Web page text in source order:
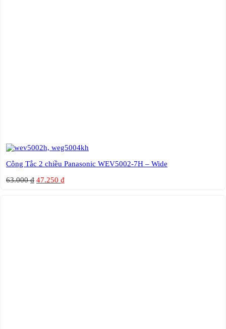
Công Tắc 2 chiều Panasonic WEV5002-7H – Wide
63.000₫ 47.250 ₫